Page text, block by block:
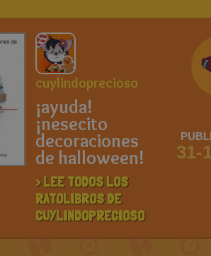
cuylindoprecioso
¡ayuda!
¡nesecito
decoraciones
de halloween!
> LEE TODOS LOS
RATOLIBROS DE
CUYLINDOPRECIOSO
31-